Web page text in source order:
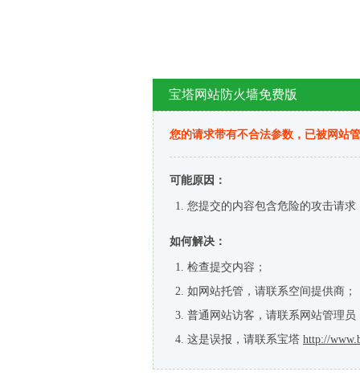
宝塔网站防火墙免费版
您的请求带有不合法参数，已被网站
可能原因：
您提交的内容包含危险的攻击请求
如何解决：
检查提交内容；
如网站托管，请联系空间提供商；
普通网站访客，请联系网站管理员
这是误报，请联系宝塔 http://